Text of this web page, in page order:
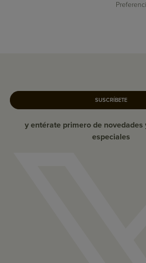
SUSCRÍBETE
y entérate primero de novedades
especiales